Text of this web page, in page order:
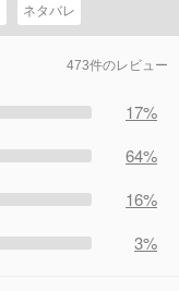
ネタバレ
473件のレビュー
17%
64%
16%
3%